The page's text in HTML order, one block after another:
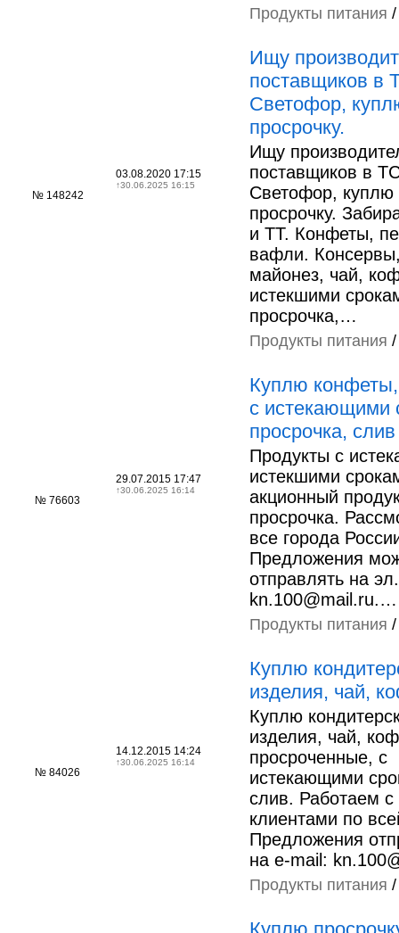
Продукты питания
№ 148242
03.08.2020 17:15
↑30.06.2025 16:15
Ищу
поставщиков в
Светофор,
просрочку.
Ищу
поставщиков в
Светофор, куплю
просрочку.
и ТТ. Конфеты,
вафли.
майонез, чай,
истекшими
просрочка,…
Продукты питания
№ 76603
29.07.2015 17:47
↑30.06.2025 16:14
Куплю конфеты,
с истекающими
просрочка, слив
Продукты с
истекшими
акционный
просрочка.
все города
Предложения
отправлять на
kn.100@mail.ru.…
Продукты питания
№ 84026
14.12.2015 14:24
↑30.06.2025 16:14
Куплю
изделия, чай,
Куплю
изделия, чай,
просроченные, с
истекающими
слив. Работаем с
клиентами по
Предложения
на e-mail:
Продукты питания